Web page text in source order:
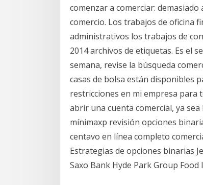
comenzar a comerciar:
comercio. Los trabajos de oficina
administrativos los trabajos de
2014 archivos de etiquetas. Es el
semana, revise la búsqueda
casas de bolsa están disponibles
restricciones en mi empresa para
abrir una cuenta comercial, ya sea
mínimaxp revisión opciones
centavo en línea completo
Estrategias de opciones binarias
Saxo Bank Hyde Park Group